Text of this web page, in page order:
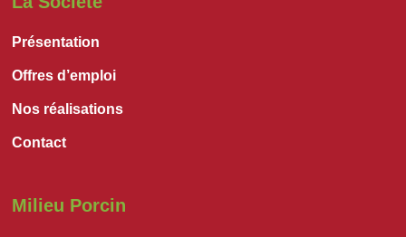
Présentation
Offres d’emploi
Nos réalisations
Contact
Milieu Porcin